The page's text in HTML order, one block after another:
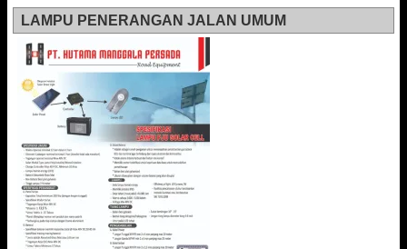
LAMPU PENERANGAN JALAN UMUM